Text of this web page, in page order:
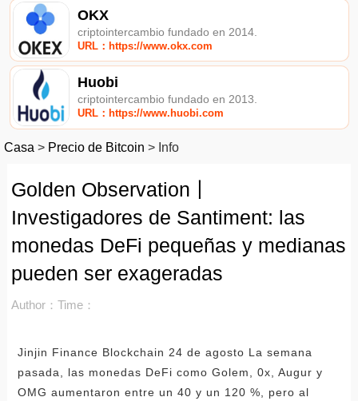
OKX
criptointercambio fundado en 2014.
URL：https://www.okx.com
Huobi
criptointercambio fundado en 2013.
URL：https://www.huobi.com
Casa > Precio de Bitcoin > Info
Golden Observation丨
Investigadores de Santiment: las
monedas DeFi pequeñas y medianas
pueden ser exageradas
Author： Time：
Jinjin Finance Blockchain 24 de agosto La semana
pasada, las monedas DeFi como Golem, 0x, Augur y
OMG aumentaron entre un 40 y un 120 %, pero al